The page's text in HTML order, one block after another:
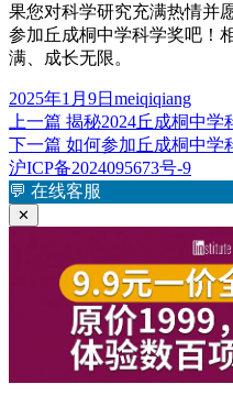
果您对科学研究充满热情并
参加丘成桐中学科学奖吧！
满、成长无限。
发
布
于
2025年1月9日 作
者
meiqiqiang
文
章
导
航
上一篇 上
篇
文
章：
揭秘2024丘成桐中学
下一篇 下
篇
文
如何参加丘成桐中学
沪ICP备2024095673号-9
💬 在线客服
✕